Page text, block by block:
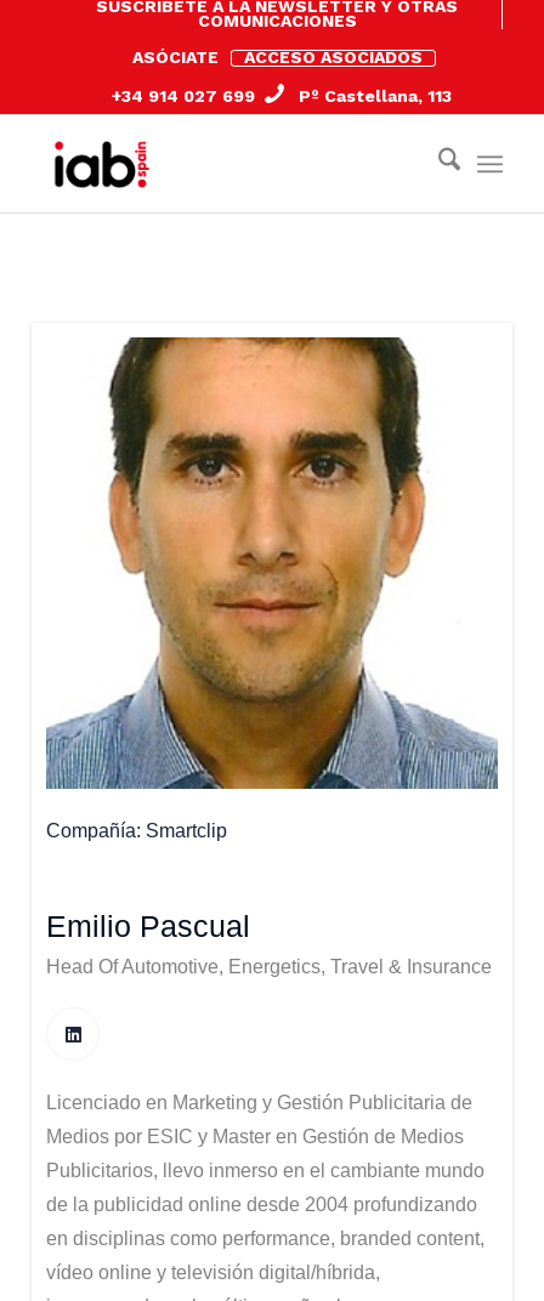
SUSCRÍBETE A LA NEWSLETTER Y OTRAS
COMUNICACIONES
ASÓCIATE
ACCESO ASOCIADOS
+34 914 027 699
Pº Castellana, 113
Compañía Smartclip
Emilio Pascual
Head Of Automotive, Energetics, Travel & Insurance
Licenciado en Marketing y Gestión Publicitaria de
Medios por ESIC y Master en Gestión de Medios
Publicitarios, llevo inmerso en el cambiante mundo
de la publicidad online desde 2004 profundizando
en disciplinas como performance, branded content,
vídeo online y televisión digital/híbrida,